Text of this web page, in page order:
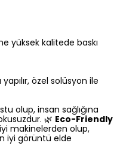
yüksek kalitede baskı
özel solüsyon ile
olup, insan sağlığına
🌿 Eco-Friendly
makinelerden olup,
iyi görüntü elde